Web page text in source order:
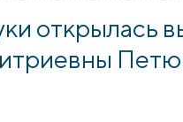
открылась